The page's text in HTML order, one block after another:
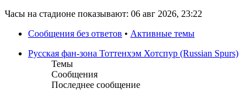
Часы на стадионе показывают: 06 авг 2026, 23:22
Сообщения без ответов • Активные темы
Русская фан-зона Тоттенхэм Хотспур (Russian Spurs)
Темы
Сообщения
Последнее сообщение